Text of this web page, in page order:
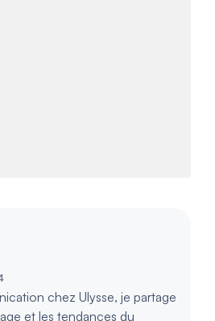
chez Ulysse, je partage
et les tendances du